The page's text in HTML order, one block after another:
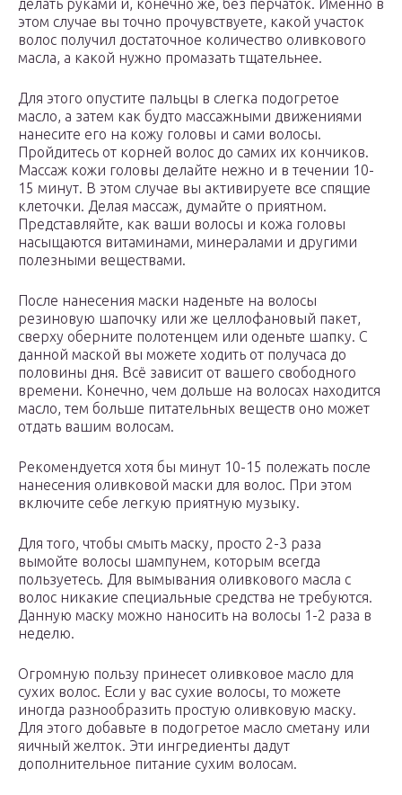
делать руками и, конечно же, без перчаток. Именно в
этом случае вы точно прочувствуете, какой участок
волос получил достаточное количество оливкового
масла, а какой нужно промазать тщательнее.
Для этого опустите пальцы в слегка подогретое
масло, а затем как будто массажными движениями
нанесите его на кожу головы и сами волосы.
Пройдитесь от корней волос до самих их кончиков.
Массаж кожи головы делайте нежно и в течении 10-
15 минут. В этом случае вы активируете все спящие
клеточки. Делая массаж, думайте о приятном.
Представляйте, как ваши волосы и кожа головы
насыщаются витаминами, минералами и другими
полезными веществами.
После нанесения маски наденьте на волосы
резиновую шапочку или же целлофановый пакет,
сверху оберните полотенцем или оденьте шапку. С
данной маской вы можете ходить от получаса до
половины дня. Всё зависит от вашего свободного
времени. Конечно, чем дольше на волосах находится
масло, тем больше питательных веществ оно может
отдать вашим волосам.
Рекомендуется хотя бы минут 10-15 полежать после
нанесения оливковой маски для волос. При этом
включите себе легкую приятную музыку.
Для того, чтобы смыть маску, просто 2-3 раза
вымойте волосы шампунем, которым всегда
пользуетесь. Для вымывания оливкового масла с
волос никакие специальные средства не требуются.
Данную маску можно наносить на волосы 1-2 раза в
неделю.
Огромную пользу принесет оливковое масло для
сухих волос. Если у вас сухие волосы, то можете
иногда разнообразить простую оливковую маску.
Для этого добавьте в подогретое масло сметану или
яичный желток. Эти ингредиенты дадут
дополнительное питание сухим волосам.